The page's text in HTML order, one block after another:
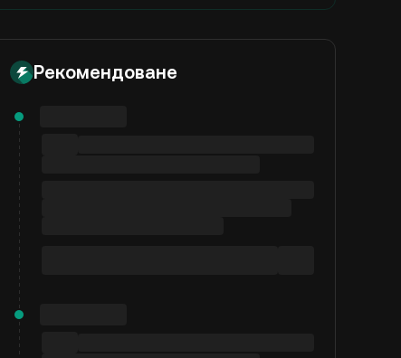
Рекомендоване